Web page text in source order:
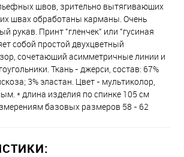
швов, зрительно вытягивающих
швах обработаны карманы. Очень
рукав. Принт "гленчек" или "гусиная
собой простой двухцветный
сочетающий асимметричные линии и
Ткань - джерси, состав: 67%
3% эластан. Цвет - мультиколор,
* длина изделия по спинке 105 см
базовых размеров 58 - 62